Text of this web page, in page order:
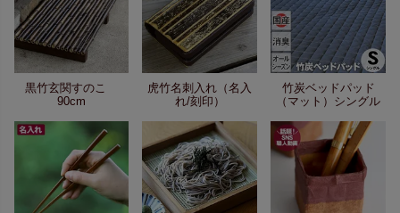
黒竹玄関すのこ
90cm
虎竹名刺入れ（名入
れ/刻印）
竹炭ベッドパッド
（マット）シングル